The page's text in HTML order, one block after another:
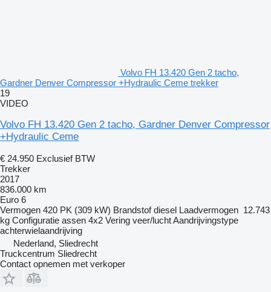
Volvo FH 13.420 Gen 2 tacho,
Gardner Denver Compressor +Hydraulic Ceme trekker
19
VIDEO
Volvo FH 13.420 Gen 2 tacho, Gardner Denver Compressor
+Hydraulic Ceme
€ 24.950 Exclusief BTW
Trekker
2017
836.000 km
Euro 6
Vermogen 420 PK (309 kW) Brandstof diesel Laadvermogen 12.743
kg Configuratie assen 4x2 Vering veer/luchtAandrijvingstype
achterwielaandrijving
Nederland, Sliedrecht
Truckcentrum Sliedrecht
Contact opnemen met verkoper